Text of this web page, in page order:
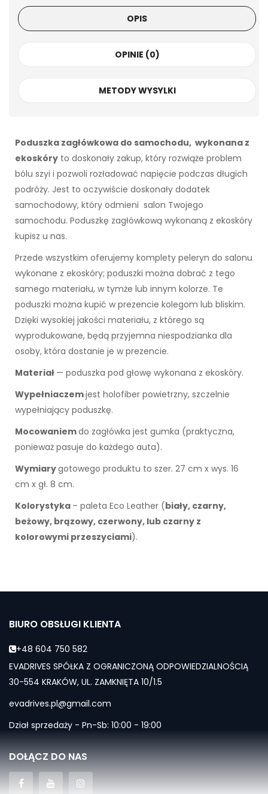
OPIS
OPINIE (0)
METODY WYSYLKI
Poduszka zagłówkowa do samochodu, wykonana z
ekoskóry to doskonały zakup, który rozwiąże problem
bólu szyi i pozwoli rozładować napięcie podczas długich
podróży. Jest to oczywiście doskonały dodatek
samochodowy, który odmieni salon Twojego
samochodu. Poduszkę zagłówkową wykonaną z ekoskóry
kupisz u nas.
Przede wszystkim oferujemy komplety peleryn do salonu
wykonane z ekoskóry; poduszki można dobrać z tego
samego materiału, w tymże lub innym kolorze. Te
poduszki można kupić w prezencie kolegom lub bliskim.
Dzięki wysokiej jakości materiału, z którego są
wyprodukowane, będą przyjemna niespodzianka dla
osoby, która dostanie je w prezencie.
Materiał — poduszka pod głowę wykonana z ekoskóry.
Wypełniaczemjest holofiber powietrzny, szczelnie
wypełniający poduszkę.
Mocowaniemdo zagłówka jest gumka (praktyczna,
ponieważ pasuje do każdego auta).
Wymiarygotowego produktu to szer. 27 cm x wys. 16
cm x gł. 8 cm.
Kolorystyka – paleta Eco Leather (biały, czarny,
beżowy, brązowy, czerwony, lub czarny z
kolorowymi przeszyciami).
BIURO OBSŁUGI KLIENTA
+48 604 750 582
EVADRIVES SPÓŁKA Z OGRANICZONĄ ODPOWIEDZIALNOŚCIĄ
30-554 KRAKÓW, UL. ZAMKNIĘTA 10/1.5
evadrives.pl@gmail.com
Dział sprzedaży - Pn-Sb: 10:00 - 19:00
DOŁĄCZ DO NAS